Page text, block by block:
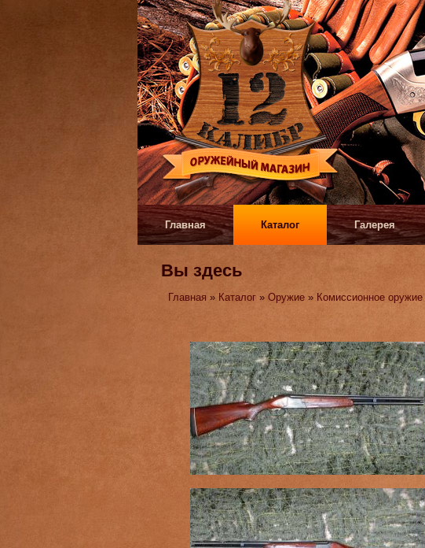
Главная Каталог Галерея
Вы здесь
Главная » Каталог »Оружие » Комиссионное оружие